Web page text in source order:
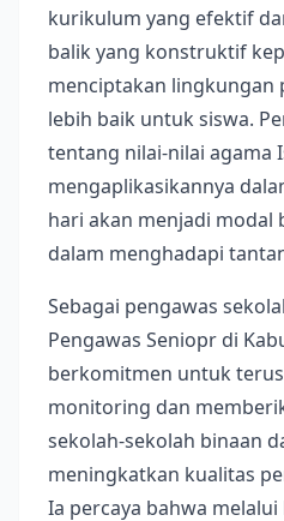
kurikulum yang efektif
balik yang konstruktif
menciptakan lingkungan
lebih baik untuk siswa.
tentang nilai-nilai agama
mengaplikasikannya
hari akan menjadi modal
dalam menghadapi
Sebagai pengawas
Pengawas Seniopr di
berkomitmen untuk
monitoring dan
sekolah-sekolah binaan
meningkatkan kualitas
Ia percaya bahwa